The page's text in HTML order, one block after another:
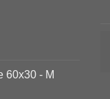
60x30 - M